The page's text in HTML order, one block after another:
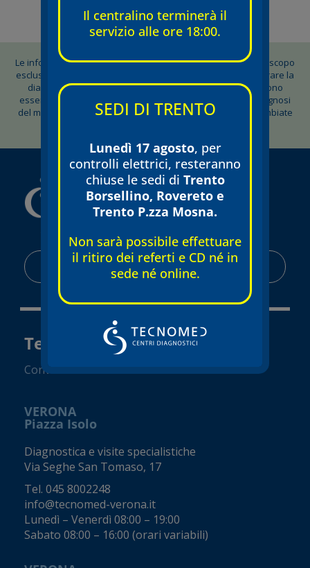
Le informazioni contenute su questo blog sono pubblicate a scopo
esclusivamente informativo: non possono sostituirsi o integrare la
diagnosi svolta dal medico. Tutte le informazioni non devono
essere in alcun modo considerate come alternative alla diagnosi
del medico curante, né tantomeno essere confuse e/o scambiate
AREA RISERVATA
Tecnomed Verona Srl
Convenzionato SSN
VERONA
Piazza Isolo
Diagnostica e visite specialistiche
Via Seghe San Tomaso, 17
Tel. 045 8002248
info@tecnomed-verona.it
Lunedì – Venerdì 08:00 – 19:00
Sabato 08:00 – 16:00 (orari variabili)
Il centralino terminerà il
servizio alle ore 18:00.
SEDI DI TRENTO
Lunedì 17 agosto, per
controlli elettrici, resteranno
chiuse le sedi di Trento
Borsellino, Rovereto e
Trento P.zza Mosna.
Non sarà possibile effettuare
il ritiro dei referti e CD né in
sede né online.